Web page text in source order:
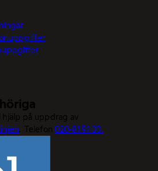
på uppdrag av
. Telefon020-81 91 00.